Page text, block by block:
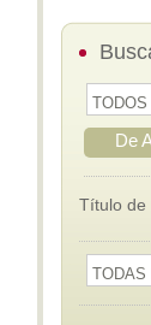
De
Título de